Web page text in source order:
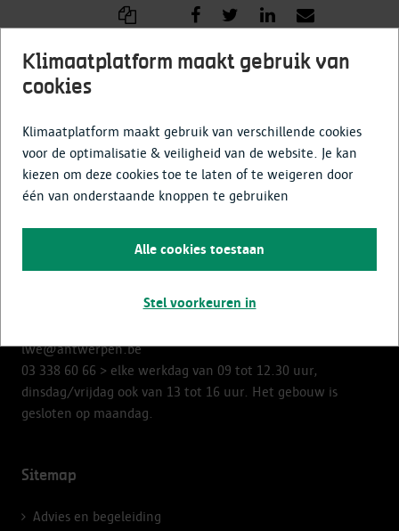
Klimaatplatform maakt gebruik van
cookies
Klimaatplatform maakt gebruik van verschillende cookies
voor de optimalisatie & veiligheid van de website. Je kan
kiezen om deze cookies toe te laten of te weigeren door
één van onderstaande knoppen te gebruiken
Alle cookies toestaan
Stel voorkeuren in
Contactgegevens
Turnhoutsebaan 139, 2140 Antwerpen
lwe@antwerpen.be
03 338 60 66 > elke werkdag van 09 tot 12.30 uur,
dinsdag/vrijdag ook van 13 tot 16 uur. Het gebouw is
gesloten op maandag.
Navigatie
Sitemap
Advies en begeleiding